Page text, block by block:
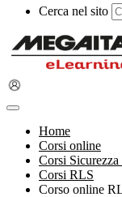
Cerca nel sito
Home
Corsi online
Corsi
Corsi RLS
Corso online